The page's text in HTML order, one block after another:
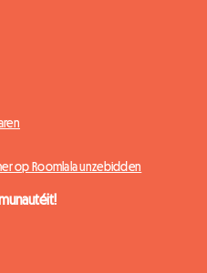
op Roomlala unzebidden